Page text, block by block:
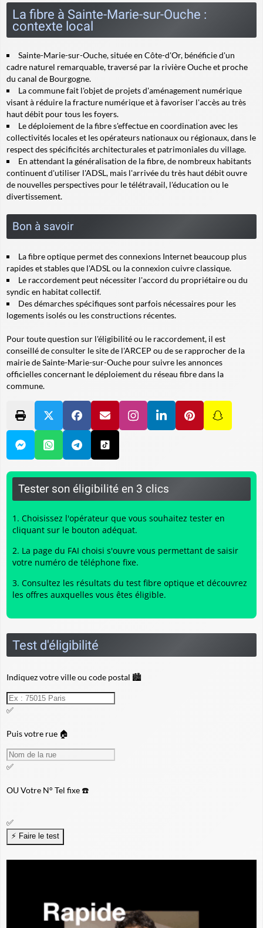
La fibre à Sainte-Marie-sur-Ouche :
contexte local
Sainte-Marie-sur-Ouche, située en Côte-d'Or, bénéficie d'un
cadre naturel remarquable, traversé par la rivière Ouche et proche
du canal de Bourgogne.
La commune fait l'objet de projets d'aménagement numérique
visant à réduire la fracture numérique et à favoriser l'accès au très
haut débit pour tous les foyers.
Le déploiement de la fibre s'effectue en coordination avec les
collectivités locales et les opérateurs nationaux ou régionaux, dans le
respect des spécificités architecturales et patrimoniales du village.
En attendant la généralisation de la fibre, de nombreux habitants
continuent d'utiliser l'ADSL, mais l'arrivée du très haut débit ouvre
de nouvelles perspectives pour le télétravail, l'éducation ou le
divertissement.
Bon à savoir
La fibre optique permet des connexions Internet beaucoup plus
rapides et stables que l'ADSL ou la connexion cuivre classique.
Le raccordement peut nécessiter l'accord du propriétaire ou du
syndic en habitat collectif.
Des démarches spécifiques sont parfois nécessaires pour les
logements isolés ou les constructions récentes.
Pour toute question sur l'éligibilité ou le raccordement, il est
conseillé de consulter le site de l'ARCEP ou de se rapprocher de la
mairie de Sainte-Marie-sur-Ouche pour suivre les annonces
officielles concernant le déploiement du réseau fibre dans la
commune.
Tester son éligibilité en 3 clics
Choisissez l'opérateur que vous souhaitez tester en
cliquant sur le bouton adéquat.
La page du FAI choisi s'ouvre vous permettant de saisir
votre numéro de téléphone fixe.
Consultez les résultats du test fibre optique et découvrez
les offres auxquelles vous êtes éligible.
Test d'éligibilité
Indiquez votre ville ou code postal 🏙️
✅
Puis votre rue 🏠
✅
OUVotre N° Tel fixe ☎️
✅